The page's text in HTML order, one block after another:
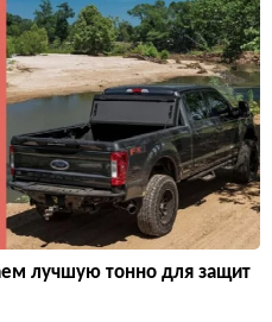
лучшую тонно для защит